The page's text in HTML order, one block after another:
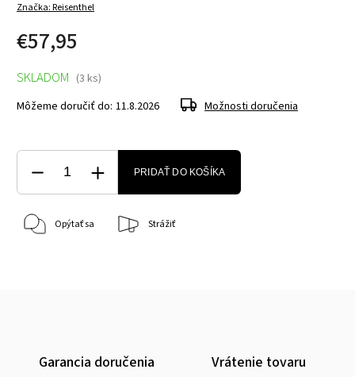
Značka:Reisenthel
€57,95
SKLADOM (3 ks)
Môžeme doručiť do: 11.8.2026 Možnosti doručenia
PRIDAŤ DO KOŠÍKA
Opýtať sa Strážiť
Garancia doručenia Vrátenie tovaru